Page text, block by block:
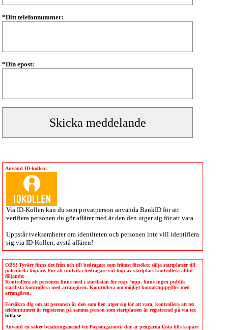
*Ditt telefonnummer:
*Din epost:
Använd ID-kollen!
Via ID-Kollen kan du som privatperson använda BankID för att
verifiera personen du gör affärer med är den den utger sig för att vara.
Uppstår tveksamheter om identiteten och personen inte vill identifiera
sig via ID-Kollen , avstå affären!
OBS! Tyvärr finns det från och till bedragare som främst försöker sälja startplatser till
potentiella köpare. För att undvika bedragare vid köp av startplats kontrollera alltid
följande:
Kontrollera att personen finns med i startlistan för resp. lopp, finns ingen publik
startlista kontrollera med arrangören. Kontrollera om möjligt kontaktuppgifter med
arrangören.
Försäkra dig om att personen är den som hen utger sig för att vara, kontrollera att tex
telefonnumret är registrerat på samma person som startplatsen är registrerad på via tex
hitta.se
Använd en säker betalningsmetod tex Paysongaranti, där är pengarna låsta tills köpare